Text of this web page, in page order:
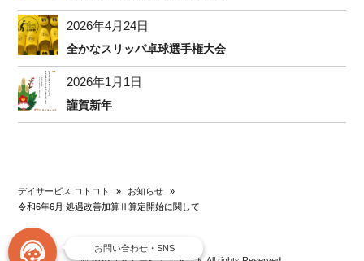
2026年4月24日
全かなスリッパ卓球選手権大会
2026年1月1日
謹賀新年
お問い合わせ・SNS
お問い合わせ
Facebook
デイサービス コトコト » お知らせ
»
令和6年6月 処遇改善加算Ⅱ算定開始に関して